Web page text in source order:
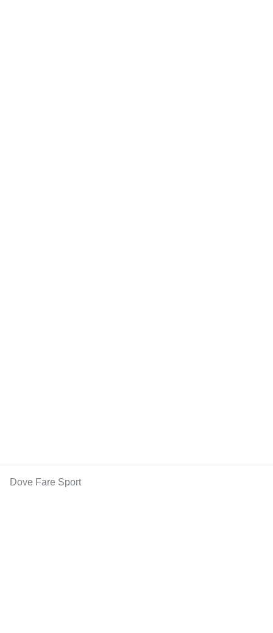
Dove Fare Sport